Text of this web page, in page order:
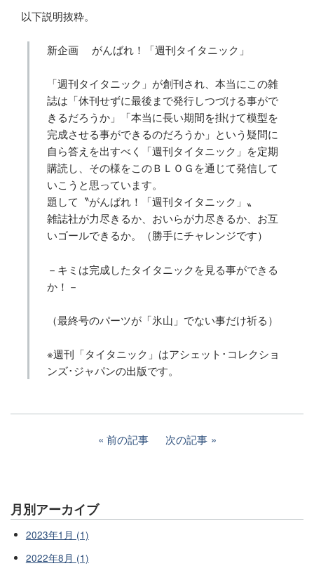
以下説明抜粋。
新企画 がんばれ！「週刊タイタニック」
「週刊タイタニック」が創刊され、本当にこの雑
誌は「休刊せずに最後まで発行しつづける事がで
きるだろうか」「本当に長い期間を掛けて模型を
完成させる事ができるのだろうか」という疑問に
自ら答えを出すべく「週刊タイタニック」を定期
購読し、その様をこのＢＬＯＧを通じて発信して
いこうと思っています。
題して〝がんばれ！「週刊タイタニック」〟
雑誌社が力尽きるか、おいらが力尽きるか、お互
いゴールできるか。（勝手にチャレンジです）
－キミは完成したタイタニックを見る事ができる
か！－
（最終号のパーツが「氷山」でない事だけ祈る）
※週刊「タイタニック」はアシェット･コレクショ
ンズ･ジャパンの出版です。
前の記事 次の記事
月別アーカイブ
2023年1月 (1)
2022年8月 (1)